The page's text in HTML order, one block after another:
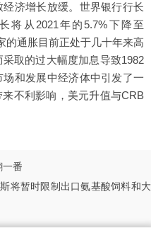
济增长放缓。世界银行行长
将从2021年的5.7%下降至
的通胀目前正处于几十年来高
取的过大幅度加息导致1982
和发展中经济体中引发了一
不利影响，美元升值与CRB
一番
将暂时限制出口氨基酸饲料和大